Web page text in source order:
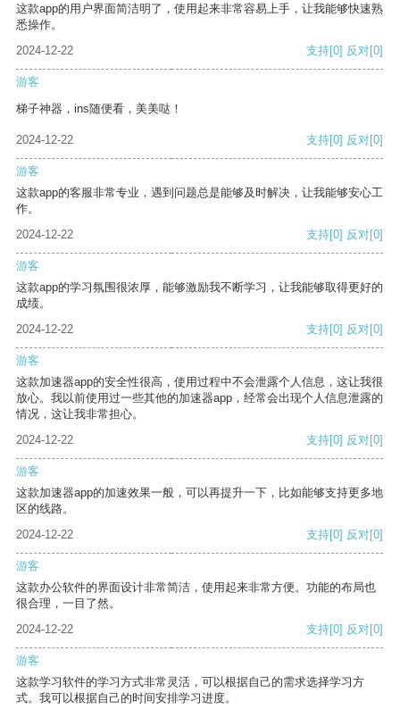
这款app的用户界面简洁明了，使用起来非常容易上手，让我能够快速熟
悉操作。
2024-12-22
支持[0] 反对[0]
游客
梯子神器，ins随便看，美美哒！
2024-12-22 支持[0] 反对[0]
游客
这款app的客服非常专业，遇到问题总是能够及时解决，让我能够安心工
作。
2024-12-22
支持[0] 反对[0]
游客
这款app的学习氛围很浓厚，能够激励我不断学习，让我能够取得更好的
成绩。
2024-12-22
支持[0] 反对[0]
游客
这款加速器app的安全性很高，使用过程中不会泄露个人信息，这让我很
放心。我以前使用过一些其他的加速器app，经常会出现个人信息泄露的
情况，这让我非常担心。
2024-12-22
支持[0] 反对[0]
游客
这款加速器app的加速效果一般，可以再提升一下，比如能够支持更多地
区的线路。
2024-12-22
支持[0] 反对[0]
游客
这款办公软件的界面设计非常简洁，使用起来非常方便。功能的布局也
很合理，一目了然。
2024-12-22
支持[0] 反对[0]
游客
这款学习软件的学习方式非常灵活，可以根据自己的需求选择学习方
式。我可以根据自己的时间安排学习进度。